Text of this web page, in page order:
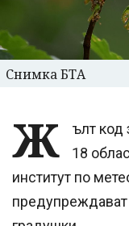
Снимка БТА
Ж
ълт код
18
институт по